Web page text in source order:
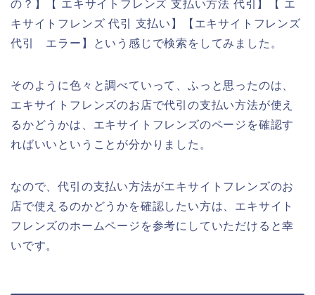
の？】【 エキサイトフレンズ 支払い方法 代引】【 エ
キサイトフレンズ 代引 支払い】【エキサイトフレンズ
代引 エラー】という感じで検索をしてみました。
そのように色々と調べていって、ふっと思ったのは、
エキサイトフレンズのお店で代引の支払い方法が使え
るかどうかは、エキサイトフレンズのページを確認す
ればいいということが分かりました。
なので、代引の支払い方法がエキサイトフレンズのお
店で使えるのかどうかを確認したい方は、エキサイト
フレンズのホームページを参考にしていただけると幸
いです。